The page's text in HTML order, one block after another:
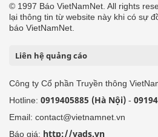
© 1997 Báo VietNamNet. All rights
lại thông tin từ website này khi có sự
báo VietNamNet.
Liên hệ quảng cáo
Công ty Cổ phần Truyền thông
Hotline: 0919405885 (Hà Nội) -
Email: contact@vietnamnet.vn
Báo giá: http://vads.vn